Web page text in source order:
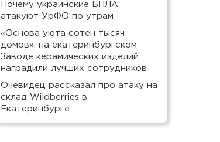
Почему украинские БПЛА
атакуют УрФО по утрам
«Основа уюта сотен тысяч
домов»: на екатеринбургском
Заводе керамических изделий
наградили лучших сотрудников
Очевидец рассказал про атаку на
склад Wildberries в
Екатеринбурге